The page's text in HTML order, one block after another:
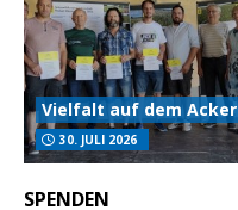
Vielfalt auf dem Acker
30. JULI 2026
SPENDEN